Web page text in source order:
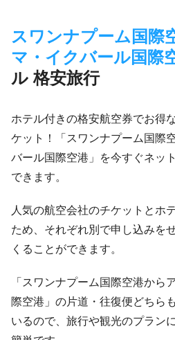
スワンナプーム国際
マ・イクバール国際
ル 格安旅行
ホテル付きの格安航空券でお得
ケット！「スワンナプーム国際
バール国際空港」を今すぐネッ
できます。
人気の航空会社のチケットとホ
ため、それぞれ別で申し込みを
くることができます。
「スワンナプーム国際空港から
際空港」の片道・往復便どちら
いるので、旅行や観光のプラン